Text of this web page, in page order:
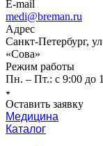
E-mail
medi@breman.ru
Адрес
Санкт-Петербург,
«Сова»
Режим работы
Пн. – Пт.: с 9:00 до
Оставить заявку
Медицина
Каталог